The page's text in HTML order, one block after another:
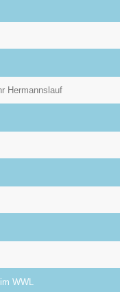
Hermannslauf
WWL